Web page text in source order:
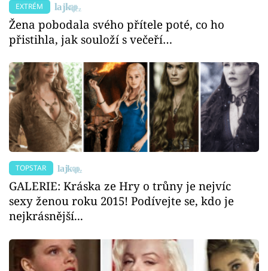
EXTRÉM
Žena pobodala svého přítele poté, co ho
přistihla, jak souloží s večeří…
TOPSTAR
GALERIE: Kráska ze Hry o trůny je nejvíc
sexy ženou roku 2015! Podívejte se, kdo je
nejkrásnější...